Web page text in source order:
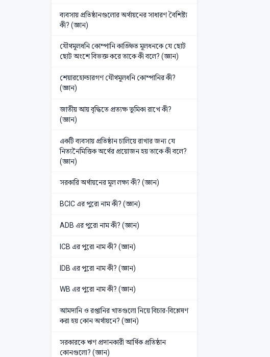
ব্যবসায় প্রতিষ্ঠানগুলোর অর্থায়নের সাধারণ বৈশিষ্ট্য
কী? (জ্ঞান)
যৌথমূলধনি কোম্পানি কাঙ্ক্ষিত মূলধনকে যে ছোট
ছোট অংশে বিভক্ত করে তাকে কী বলে? (জ্ঞান)
শেয়ারহোল্ডারগণ যৌথমূলধনি কোম্পানির কী?
(জ্ঞান)
জাতীয় আয় বৃদ্ধিতে প্রত্যক্ষ ভূমিকা রাখে কী?
(জ্ঞান)
একটি ব্যবসায় প্রতিষ্ঠান চালিয়ে রাখার জন্য যে
নিত্যনৈমিত্তিক অর্থের প্রয়োজন হয় তাকে কী বলে?
(জ্ঞান)
সরকারি অর্থায়নের মূল লক্ষ্য কী? (জ্ঞান)
BCIC এর পুরো নাম কী? (জ্ঞান)
ADB এর পুরো নাম কী? (জ্ঞান)
ICB এর পুরো নাম কী? (জ্ঞান)
IDB এর পুরো নাম কী? (জ্ঞান)
WB এর পুরো নাম কী? (জ্ঞান)
আমদানি ও রপ্তানির খাতগুলো নিয়ে বিচার-বিশ্লেষণ
করা হয় কোন অর্থায়নে? (জ্ঞান)
সরকারকে ঋণ প্রদানকারী আর্থিক প্রতিষ্ঠান
কোনগুলো? (জ্ঞান)